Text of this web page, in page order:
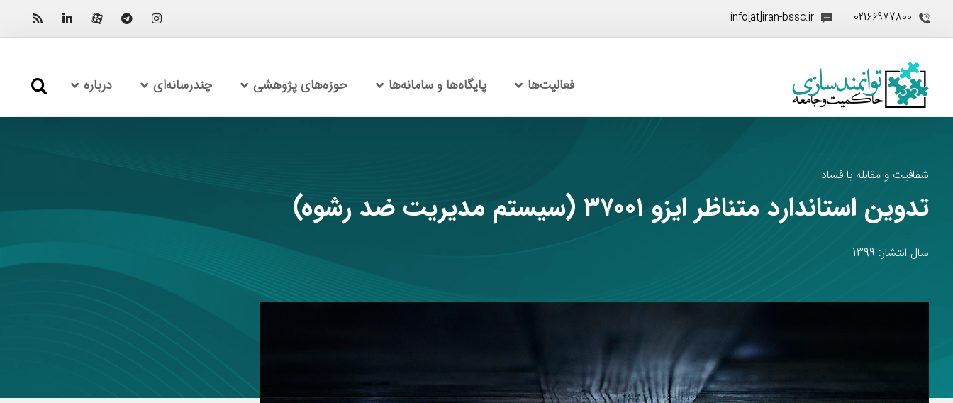
02166977800
info[at]iran-bssc.ir
فعالیت‌ها پایگاه‌ها و سامانه‌ها حوزه‌های پژوهشی چندرسانه‌ای درباره
شفافیت و مقابله با فساد
تدوین استاندارد متناظر ایزو ۳۷۰۰۱ (سیستم مدیریت ضد رشوه)
سال انتشار: 1399